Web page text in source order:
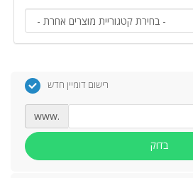
רישום דומיין חדש
www.
בדוק